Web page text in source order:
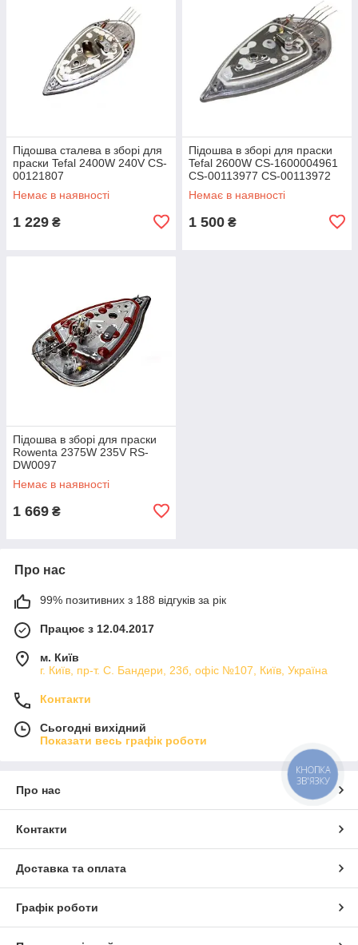
Підошва сталева в зборі для
праски Tefal 2400W 240V CS-
00121807
Немає в наявності
1 229 ₴
Підошва в зборі для праски
Tefal 2600W CS-1600004961
CS-00113977 CS-00113972
CS-00138713
Немає в наявності
1 500 ₴
Підошва в зборі для праски
Rowenta 2375W 235V RS-
DW0097
Немає в наявності
1 669 ₴
Про нас
99% позитивних з 188 відгуків за рік
Працює з 12.04.2017
м. Київ
г. Київ, пр-т. С. Бандери, 23б, офіс №107, Київ, Україна
Контакти
Сьогодні вихідний
Показати весь графік роботи
Про нас
Контакти
Доставка та оплата
Графік роботи
КНОПКА
ЗВ'ЯЗКУ